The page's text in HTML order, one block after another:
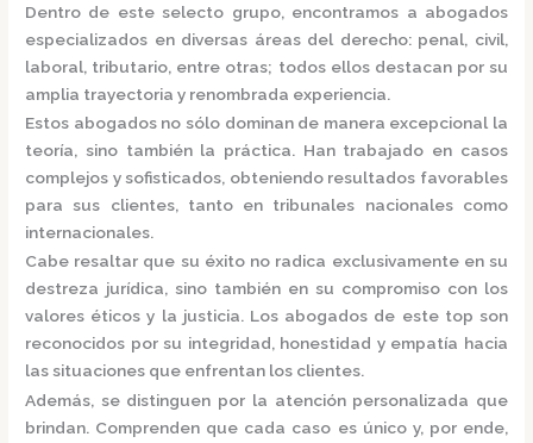
Dentro de este selecto grupo, encontramos a abogados
especializados en diversas áreas del derecho: penal, civil,
laboral, tributario, entre otras; todos ellos destacan por su
amplia trayectoria y renombrada experiencia.
Estos abogados no sólo dominan de manera excepcional la
teoría, sino también la práctica. Han trabajado en casos
complejos y sofisticados, obteniendo resultados favorables
para sus clientes, tanto en tribunales nacionales como
internacionales.
Cabe resaltar que su éxito no radica exclusivamente en su
destreza jurídica, sino también en su compromiso con los
valores éticos y la justicia. Los abogados de este top son
reconocidos por su integridad, honestidad y empatía hacia
las situaciones que enfrentan los clientes.
Además, se distinguen por la atención personalizada que
brindan. Comprenden que cada caso es único y, por ende,